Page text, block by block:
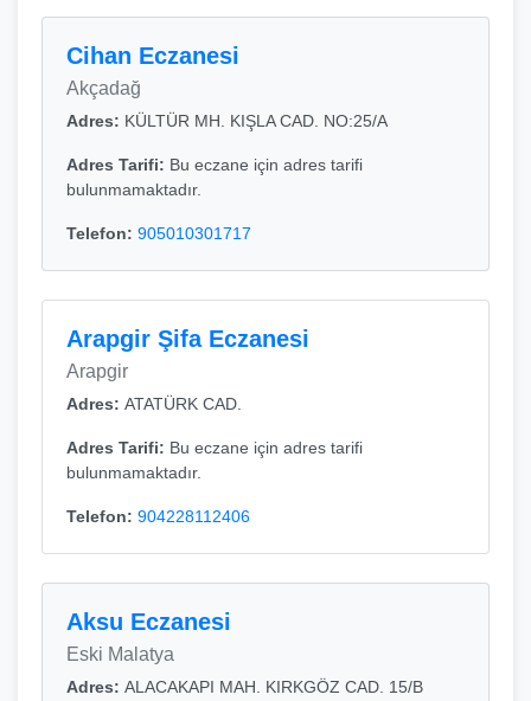
Cihan Eczanesi
Akçadağ
Adres: KÜLTÜR MH. KIŞLA CAD. NO:25/A
Adres Tarifi: Bu eczane için adres tarifi
bulunmamaktadır.
Telefon: 905010301717
Arapgir Şifa Eczanesi
Arapgir
Adres: ATATÜRK CAD.
Adres Tarifi: Bu eczane için adres tarifi
bulunmamaktadır.
Telefon: 904228112406
Aksu Eczanesi
Eski Malatya
Adres: ALACAKAPI MAH. KIRKGÖZ CAD. 15/B